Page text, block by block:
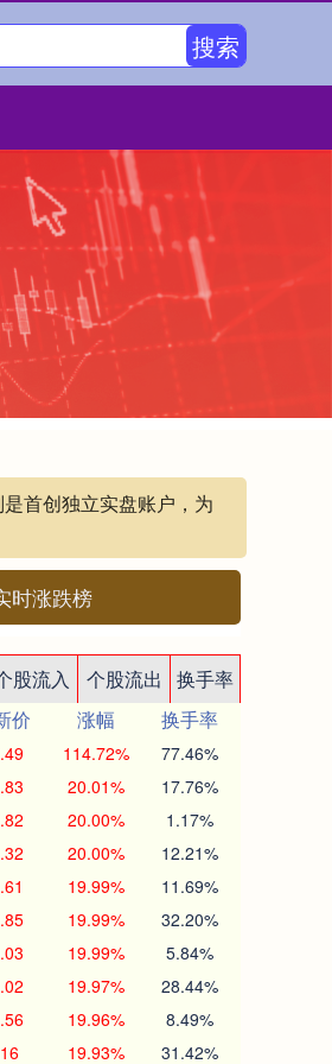
搜索
首创独立实盘账户，为
时涨跌榜
股流入 个股流出
换手率
价 涨幅
换手率
114.72% 77.46%
20.01% 17.76%
20.00% 1.17%
20.00% 12.21%
19.99% 11.69%
19.99% 32.20%
19.99% 5.84%
19.97% 28.44%
19.96% 8.49%
19.93% 31.42%